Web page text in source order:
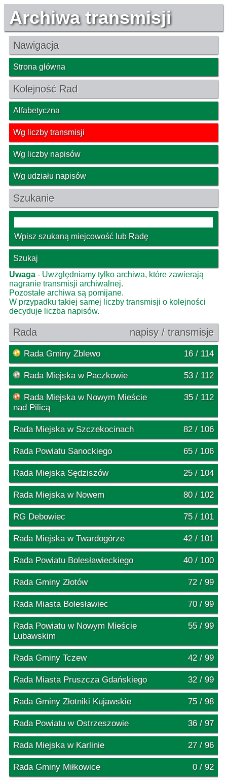
Archiwa transmisji
Nawigacja
Strona główna
Kolejność Rad
Alfabetyczna
Wg liczby transmisji
Wg liczby napisów
Wg udziału napisów
Szukanie
Wpisz szukaną miejcowość lub Radę
Szukaj
Uwaga - Uwzględniamy tylko archiwa, które zawierają
nagranie transmisji archiwalnej.
Pozostałe archiwa są pomijane.
W przypadku takiej samej liczby transmisji o kolejności
decyduje liczba napisów.
Rada napisy / transmisje
Rada Gminy Zblewo 16 / 114
Rada Miejska w Paczkowie 53 / 112
Rada Miejska w Nowym Mieście
nad Pilicą
35 / 112
Rada Miejska w Szczekocinach 82 / 106
Rada Powiatu Sanockiego 65 / 106
Rada Miejska Sędziszów 25 / 104
Rada Miejska w Nowem 80 / 102
RG Debowiec 75 / 101
Rada Miejska w Twardogórze 42 / 101
Rada Powiatu Bolesławieckiego 40 / 100
Rada Gminy Złotów 72 / 99
Rada Miasta Bolesławiec 70 / 99
Rada Powiatu w Nowym Mieście
Lubawskim
55 / 99
Rada Gminy Tczew 42 / 99
Rada Miasta Pruszcza Gdańskiego 32 / 99
Rada Gminy Złotniki Kujawskie 75 / 98
Rada Powiatu w Ostrzeszowie 36 / 97
Rada Miejska w Karlinie 27 / 96
Rada Gminy Miłkowice 0 / 92